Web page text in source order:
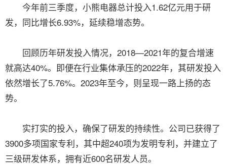
今年前三季度，小熊电器总计投入1.62亿元用于研
发，同比增长6.93%，延续稳增态势。
回顾历年研发投入情况，2018—2021年的复合增速
就高达40%。即便在行业集体承压的2022年，其研发投入
依然增长了5.76%。2023年至今，则呈现一路上扬的态
势。
实打实的投入，确保了研发的持续性。公司已获得了
3900多项国家专利，其中超240项为发明专利，并建立了
三级研发体系，拥有近600名研发人员。